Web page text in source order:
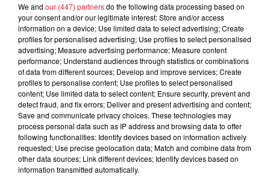
Date
du2 octobre 2021 à 0h00
au2 octobre 2021 à 0h00
Lieu La patinoire - COLMAR (68)
Tarif Gratuit
We and our (447) partnersdo the following data processing based on
your consent and/or our legitimate interest: Store and/or access
information on a device; Use limited data to select advertising; Create
profiles for personalised advertising; Use profiles to select personalised
advertising; Measure advertising performance; Measure content
performance; Understand audiences through statistics or combinations
of data from different sources; Develop and improve services; Create
profiles to personalise content; Use profiles to select personalised
content; Use limited data to select content; Ensure security, prevent and
detect fraud, and fix errors; Deliver and present advertising and content;
Save and communicate privacy choices. These technologies may
process personal data such as IP address and browsing data to offer
following functionalities: Identify devices based on information actively
requested; Use precise geolocation data; Match and combine data from
other data sources; Link different devices; Identify devices based on
information transmitted automatically.